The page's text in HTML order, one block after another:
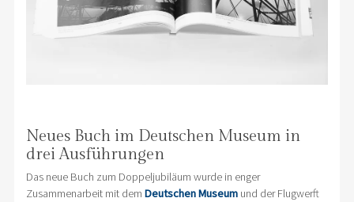
Neues Buch im Deutschen Museum in
drei Ausführungen
Das neue Buch zum Doppeljubiläum wurde in enger
Zusammenarbeit mit dem Deutschen Museumund der Flugwerft